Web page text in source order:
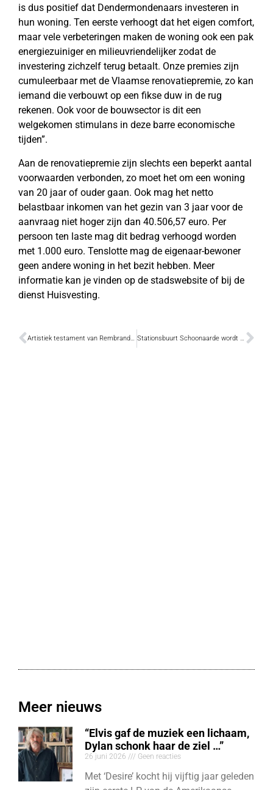
is dus positief dat Dendermondenaars investeren in
hun woning. Ten eerste verhoogt dat het eigen comfort,
maar vele verbeteringen maken de woning ook een pak
energiezuiniger en milieuvriendelijker zodat de
investering zichzelf terug betaalt. Onze premies zijn
cumuleerbaar met de Vlaamse renovatiepremie, zo kan
iemand die verbouwt op een fikse duw in de rug
rekenen. Ook voor de bouwsector is dit een
welgekomen stimulans in deze barre economische
tijden”.
Aan de renovatiepremie zijn slechts een beperkt aantal
voorwaarden verbonden, zo moet het om een woning
van 20 jaar of ouder gaan. Ook mag het netto
belastbaar inkomen van het gezin van 3 jaar voor de
aanvraag niet hoger zijn dan 40.506,57 euro. Per
persoon ten laste mag dit bedrag verhoogd worden
met 1.000 euro. Tenslotte mag de eigenaar-bewoner
geen andere woning in het bezit hebben. Meer
informatie kan je vinden op de stadswebsite of bij de
dienst Huisvesting.
Artistiek testament van Rembrandt en Michelangelo Stationsbuurt Schoonaarde wordt heraangelegd
Meer nieuws
“Elvis gaf de muziek een lichaam,
Dylan schonk haar de ziel …”
26 juni 2026 Geen reacties
Met ‘Desire’ kocht hij vijftig jaar geleden